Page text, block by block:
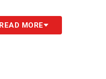
READ MORE